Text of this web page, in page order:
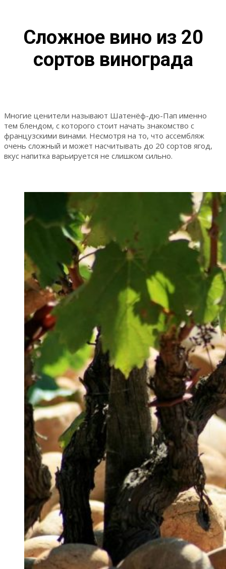
Сложное вино из 20
сортов винограда
Многие ценители называют Шатенёф-дю-Пап именно
тем блендом, с которого стоит начать знакомство с
французскими винами. Несмотря на то, что ассембляж
очень сложный и может насчитывать до 20 сортов ягод,
вкус напитка варьируется не слишком сильно.